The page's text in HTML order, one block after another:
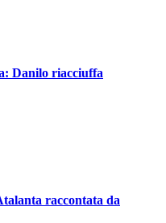
Danilo riacciuffa
raccontata da